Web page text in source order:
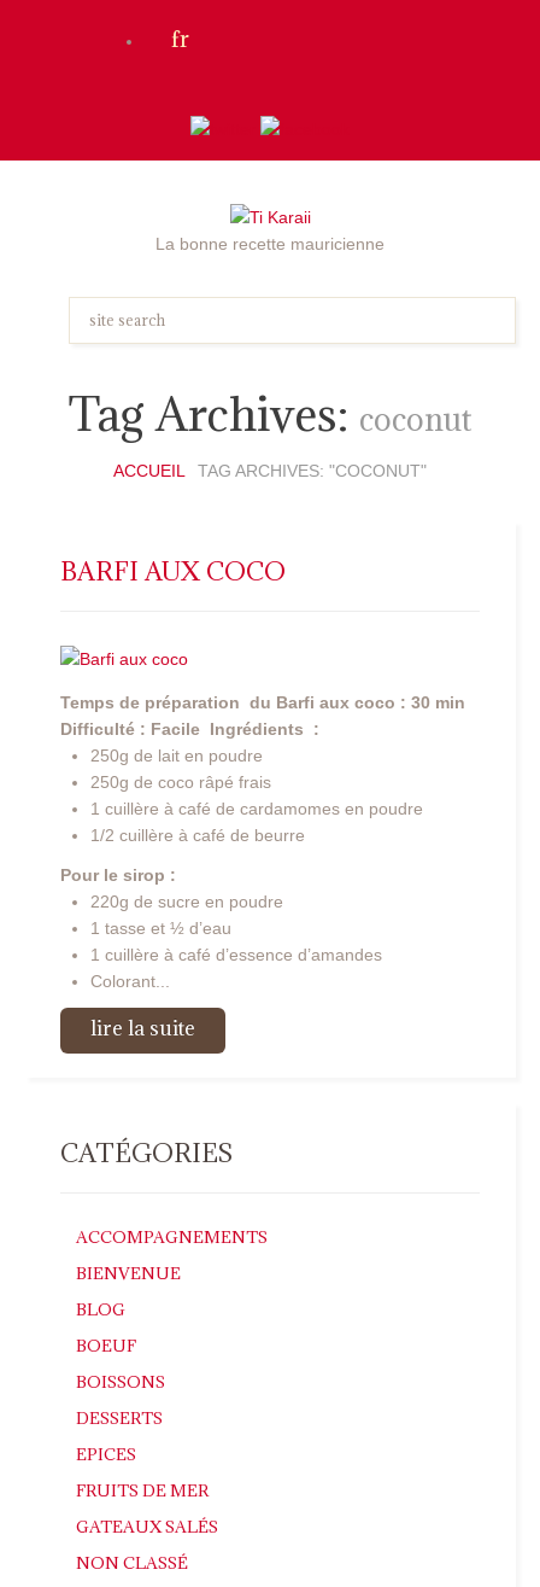
fr
La bonne recette mauricienne
Tag Archives: coconut
ACCUEIL TAG ARCHIVES: "COCONUT"
BARFI AUX COCO
Temps de préparation du Barfi aux coco : 30 min
Difficulté : Facile Ingrédients :
250g de lait en poudre
250g de coco râpé frais
1 cuillère à café de cardamomes en poudre
1/2 cuillère à café de beurre
Pour le sirop :
220g de sucre en poudre
1 tasse et ½ d’eau
1 cuillère à café d’essence d’amandes
Colorant...
lire la suite
CATÉGORIES
ACCOMPAGNEMENTS
BIENVENUE
BLOG
BOEUF
BOISSONS
DESSERTS
EPICES
FRUITS DE MER
GATEAUX SALÉS
NON CLASSÉ